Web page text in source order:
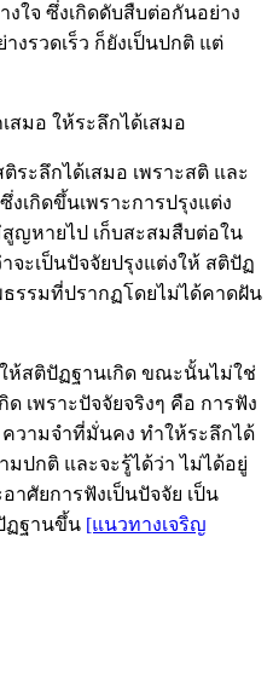
ใจ ซึ่งเกิดดับสืบต่อกันอย่าง
งรวดเร็ว ก็ยังเป็นปกติ แต่
สมอ ให้ระลึกได้เสมอ
ระลึกได้เสมอ เพราะสติ และ
เกิดขึ้นเพราะการปรุงแต่ง
ญหายไป เก็บสะสมสืบต่อใน
ะเป็นปัจจัยปรุงแต่งให้ สติปัฏ
รรมที่ปรากฏโดยไม่ได้คาดฝัน
ห้สติปัฏฐานเกิด ขณะนั้นไม่ใช่
เพราะปัจจัยจริงๆ คือ การฟัง
วามจำที่มั่นคง ทำให้ระลึกได้
ปกติ และจะรู้ได้ว่า ไม่ได้อยู่
าศัยการฟังเป็นปัจจัย เป็น
ฏฐานขึ้น [แนวทางเจริญ